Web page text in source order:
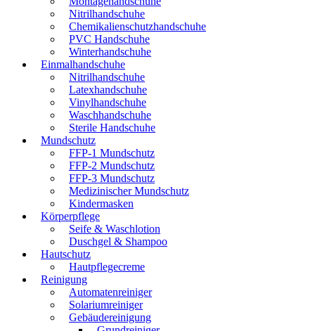
Nitrilhandschuhe
Chemikalienschutzhandschuhe
PVC Handschuhe
Winterhandschuhe
Einmalhandschuhe
Nitrilhandschuhe
Latexhandschuhe
Vinylhandschuhe
Waschhandschuhe
Sterile Handschuhe
Mundschutz
FFP-1 Mundschutz
FFP-2 Mundschutz
FFP-3 Mundschutz
Medizinischer Mundschutz
Kindermasken
Körperpflege
Seife & Waschlotion
Duschgel & Shampoo
Hautschutz
Hautpflegecreme
Reinigung
Automatenreiniger
Solariumreiniger
Gebäudereinigung